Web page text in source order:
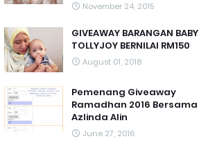
November 24, 2015
GIVEAWAY BARANGAN BABY
TOLLYJOY BERNILAI RM150
August 01, 2018
Pemenang Giveaway
Ramadhan 2016 Bersama
Azlinda Alin
June 27, 2016